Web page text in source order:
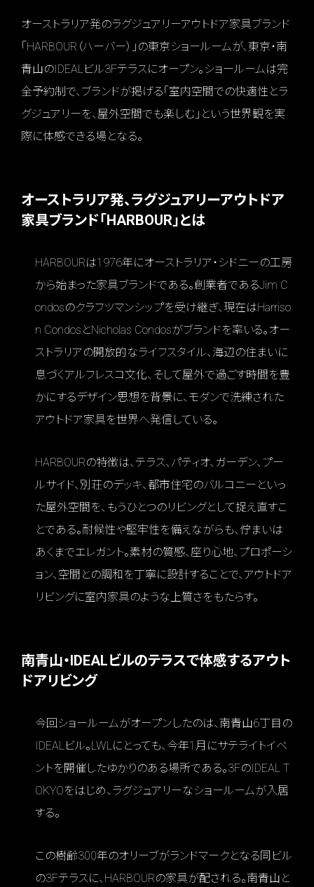
オーストラリア発のラグジュアリーアウトドア家具ブランド
「HARBOUR（ハーバー）」の東京ショールームが、東京・南
青山のIDEALビル3Fテラスにオープン。ショールームは完
全予約制で、ブランドが掲げる「室内空間での快適性とラ
グジュアリーを、屋外空間でも楽しむ」という世界観を実
際に体感できる場となる。
オーストラリア発、ラグジュアリーアウトドア
家具ブランド「HARBOUR」とは
HARBOURは1976年にオーストラリア・シドニーの工房
から始まった家具ブランドである。創業者であるJim C
ondosのクラフツマンシップを受け継ぎ、現在はHarriso
n CondosとNicholas Condosがブランドを率いる。オー
ストラリアの開放的なライフスタイル、海辺の住まいに
息づくアルフレスコ文化、そして屋外で過ごす時間を豊
かにするデザイン思想を背景に、モダンで洗練された
アウトドア家具を世界へ発信している。
HARBOURの特徴は、テラス、パティオ、ガーデン、プー
ルサイド、別荘のデッキ、都市住宅のバルコニーといっ
た屋外空間を、もうひとつのリビングとして捉え直すこ
とである。耐候性や堅牢性を備えながらも、佇まいは
あくまでエレガント。素材の質感、座り心地、プロポーシ
ョン、空間との調和を丁寧に設計することで、アウトドア
リビングに室内家具のような上質さをもたらす。
南青山・IDEALビルのテラスで体感するアウト
ドアリビング
今回ショールームがオープンしたのは、南青山6丁目の
IDEALビル。LWLにとっても、今年1月にサテライトイベ
ントを開催したゆかりのある場所である。3FのIDEAL T
OKYOをはじめ、ラグジュアリーなショールームが入居
する。
この樹齢300年のオリーブがランドマークとなる同ビル
の3Fテラスに、HARBOURの家具が配される。南青山と